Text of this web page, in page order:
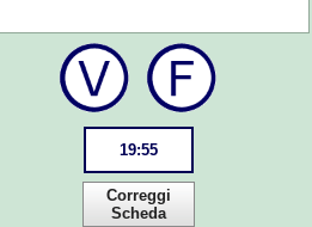
19:55
Correggi
Scheda